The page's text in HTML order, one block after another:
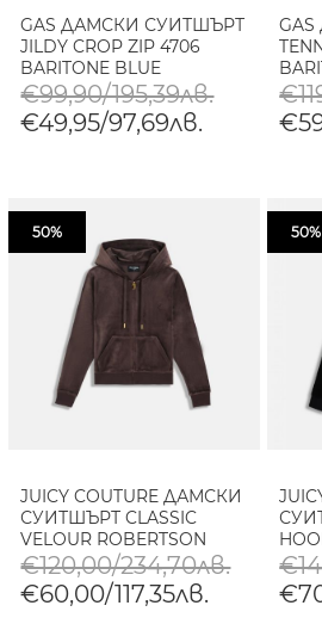
GAS ДАМСКИ СУИТШЪРТ
JILDY CROP ZIP 4706
BARITONE BLUE
€99,90/195,39лв.
€49,95/97,69лв.
50%
JUICY COUTURE ДАМСКИ
СУИТШЪРТ CLASSIC
VELOUR ROBERTSON
GOLD HOODIE JAVA
€120,00/234,70лв.
€60,00/117,35лв.
50%